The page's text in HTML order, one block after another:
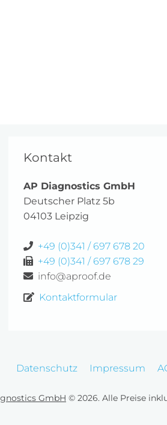
Kontakt
AP Diagnostics GmbH
Deutscher Platz 5b
04103 Leipzig
+49 (0)341 / 697 678 20
+49 (0)341 / 697 678 29
info@aproof.de
Kontaktformular
Datenschutz Impressum
GmbH © 2026. Alle Preise